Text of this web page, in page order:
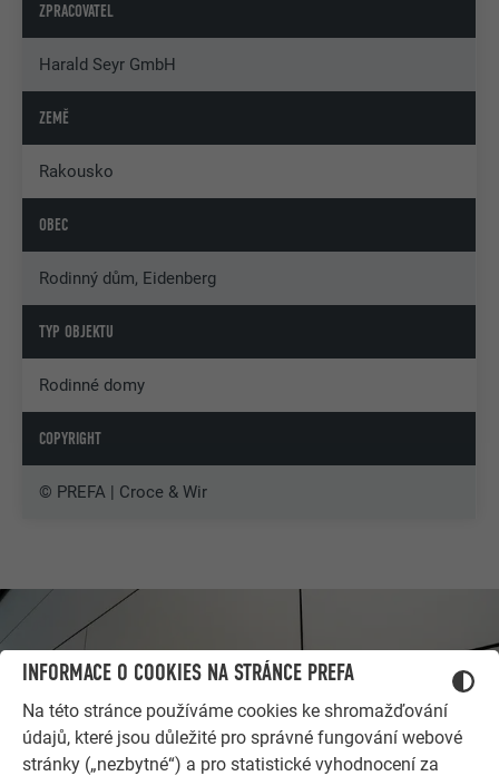
INFORMACE O COOKIES NA STRÁNCE PREFA
Na této stránce používáme cookies ke shromažďování
údajů, které jsou důležité pro správné fungování webové
stránky („nezbytné“) a pro statistické vyhodnocení za
ZPRACOVATEL
Harald Seyr GmbH
ZEMĚ
Rakousko
OBEC
Rodinný dům, Eidenberg
TYP OBJEKTU
Rodinné domy
COPYRIGHT
© PREFA | Croce & Wir